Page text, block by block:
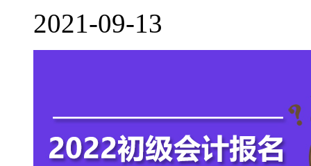
2021-09-13